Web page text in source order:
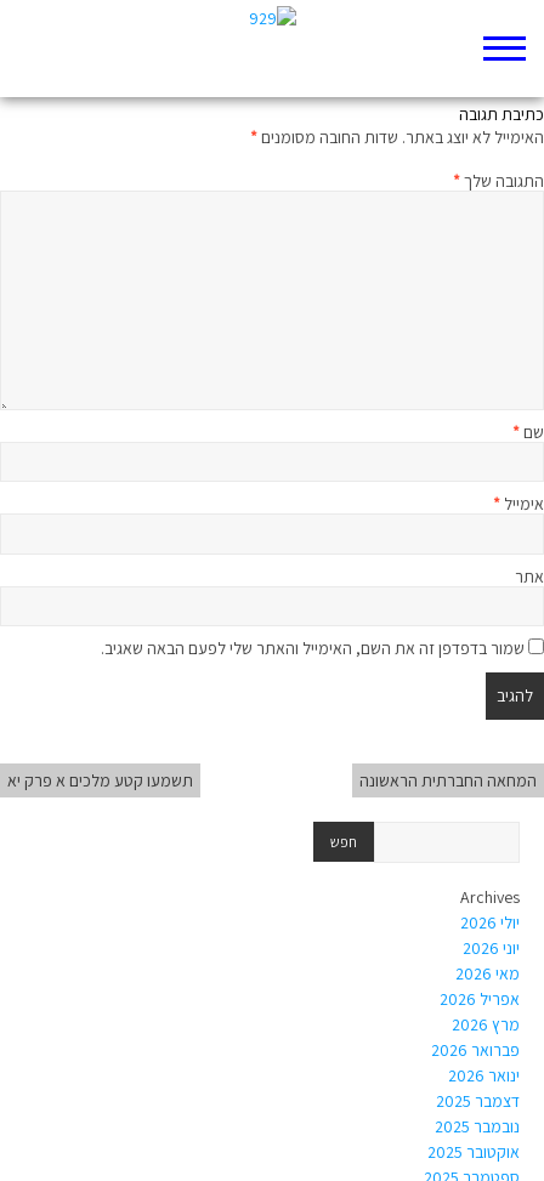
כתיבת תגובה
האימייל לא יוצג באתר. שדות החובה מסומנים*
התגובה שלך*
שם*
אימייל *
אתר
שמור בדפדפן זה את השם, האימייל והאתר שלי לפעם הבאה שאגיב.
המחאה החברתית הראשונה תשמעו קטע מלכים א פרק יא
Archives
יולי 2026
יוני 2026
מאי 2026
אפריל 2026
מרץ 2026
פברואר 2026
ינואר 2026
דצמבר 2025
נובמבר 2025
אוקטובר 2025